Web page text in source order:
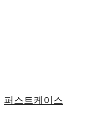
퍼스트케이스